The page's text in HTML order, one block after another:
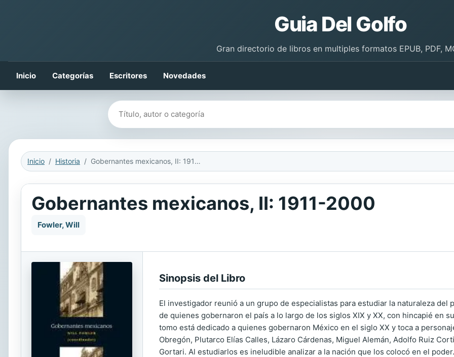
Guia Del Golfo
Gran directorio de libros en multiples formatos EPUB, PDF,
Inicio Categorías Escritores Novedades
Buscar libros
Inicio Historia Gobernantes mexicanos, II: 1911-2000
Gobernantes mexicanos, II: 1911-2000
Fowler, Will
Sinopsis del Libro
El investigador reunió a un grupo de especialistas para estudiar la naturaleza
de quienes gobernaron el país a lo largo de los siglos XIX y XX, con hincapié en
tomo está dedicado a quienes gobernaron México en el siglo XX y toca a
Obregón, Plutarco Elías Calles, Lázaro Cárdenas, Miguel Alemán, Adolfo Ruiz
Gortari. Al estudiarlos es ineludible analizar a la nación que los colocó en el poder.